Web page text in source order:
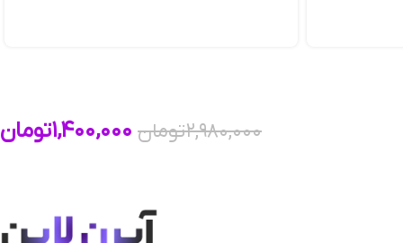
۲,۹۸۰,۰۰۰تومان ۱,۴۰۰,۰۰۰تومان